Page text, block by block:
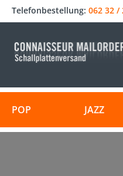
Telefonbestellung: 062 32 /
POP JAZZ